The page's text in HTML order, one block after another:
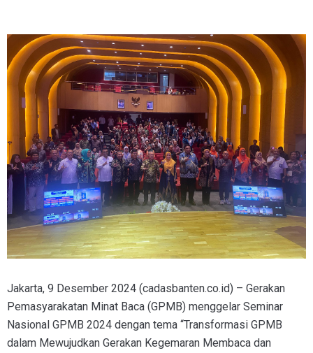
Jakarta, 9 Desember 2024 (cadasbanten.co.id) – Gerakan
Pemasyarakatan Minat Baca (GPMB) menggelar Seminar
Nasional GPMB 2024 dengan tema “Transformasi GPMB
dalam Mewujudkan Gerakan Kegemaran Membaca dan